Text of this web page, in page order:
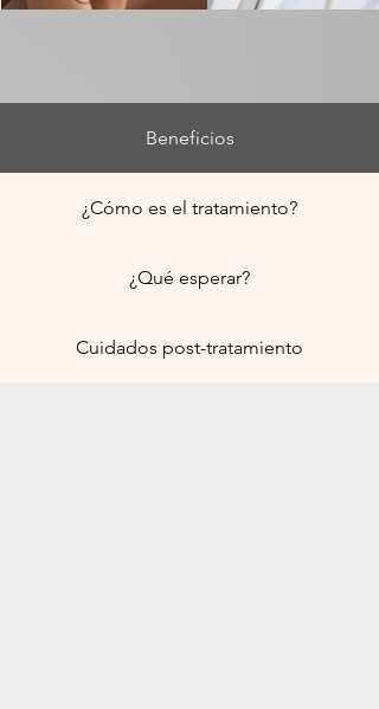
Beneficios
¿Cómo es el tratamiento?
¿Qué esperar?
Cuidados post-tratamiento